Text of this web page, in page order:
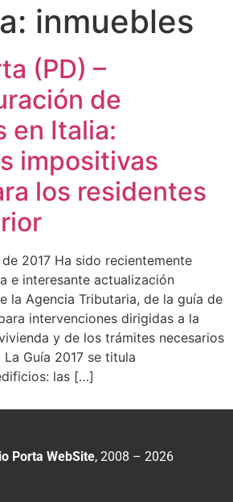
inmuebles
(PD) –
de
en Italia:
impositivas
los residentes
2017 Ha sido recientemente
e interesante actualización
la Agencia Tributaria, de la guía de
intervenciones dirigidas a la
y de los trámites necesarios
Guía 2017 se titula
las […]
Porta WebSite, 2008 – 2026